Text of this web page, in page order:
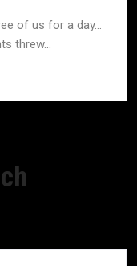
of us for a day…
threw...